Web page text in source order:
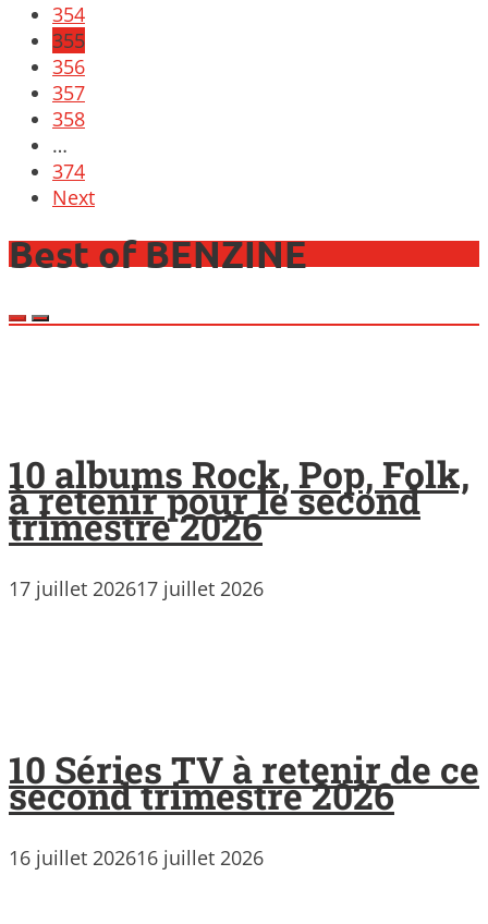
354
355
356
357
358
…
374
Next
Best of BENZINE
10 albums Rock, Pop, Folk,
à retenir pour le second
trimestre 2026
17 juillet 202617 juillet 2026
10 Séries TV à retenir de ce
second trimestre 2026
16 juillet 202616 juillet 2026